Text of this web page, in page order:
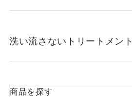
洗い流さないトリートメント
商品を探す